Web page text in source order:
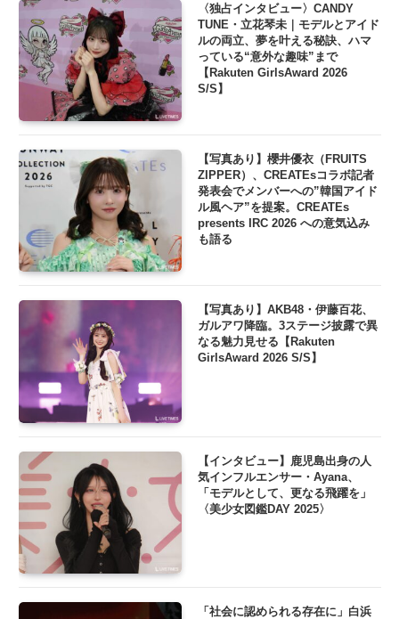
〈独占インタビュー〉CANDY
TUNE・立花琴未｜モデルとアイド
ルの両立、夢を叶える秘訣、ハマ
っている“意外な趣味”まで
【Rakuten GirlsAward 2026
S/S】
【写真あり】櫻井優衣（FRUITS
ZIPPER）、CREATEsコラボ記者
発表会でメンバーへの”韓国アイド
ル風ヘア”を提案。CREATEs
presents IRC 2026 への意気込み
も語る
【写真あり】AKB48・伊藤百花、
ガルアワ降臨。3ステージ披露で異
なる魅力見せる【Rakuten
GirlsAward 2026 S/S】
【インタビュー】鹿児島出身の人
気インフルエンサー・Ayana、
「モデルとして、更なる飛躍を」
〈美少女図鑑DAY 2025〉
「社会に認められる存在に」白浜